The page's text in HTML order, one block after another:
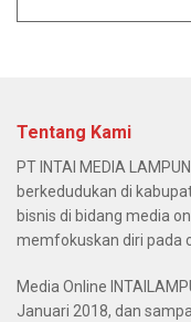
Tentang Kami
PT INTAI MEDIA
berkedudukan di
bisnis di bidang media
memfokuskan diri pada
Media Online
Januari 2018, dan